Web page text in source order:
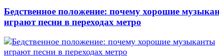
Бедственное положение: почему хорошие
играют песни в переходах метро